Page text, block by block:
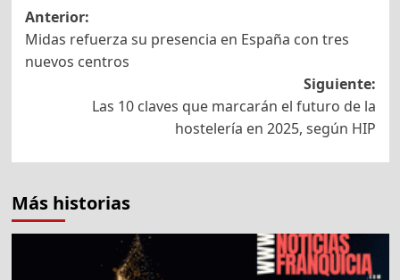
Navegación
de
entradas
Anterior:
Midas refuerza su presencia en España con tres
nuevos centros
Siguiente:
Las 10 claves que marcarán el futuro de la
hostelería en 2025, según HIP
Más historias